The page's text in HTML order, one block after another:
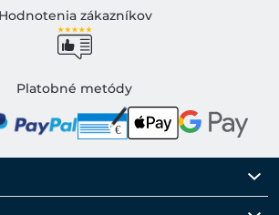
Hodnotenia zákazníkov
Platobné metódy